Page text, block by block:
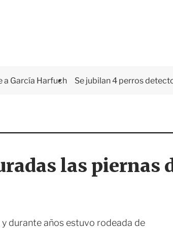
a García Harfuch Se jubilan 4 perros
las piernas
durante años estuvo rodeada de